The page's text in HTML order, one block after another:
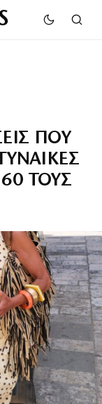
ΠΟΥ
ΤΟΥΣ